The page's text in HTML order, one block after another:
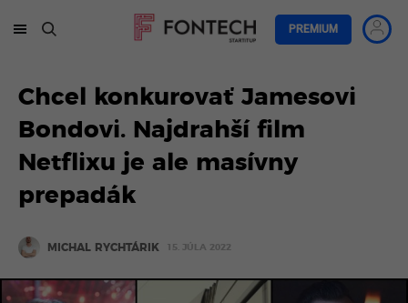
PREMIUM
Chcel konkurovať Jamesovi
Bondovi. Najdrahší film
Netflixu je ale masívny
prepadák
MICHAL RYCHTÁRIK 15. JÚLA 2022